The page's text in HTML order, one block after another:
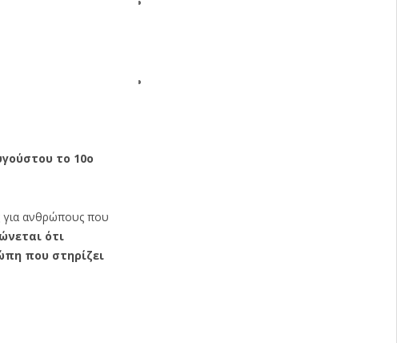
το 10ο
για ανθρώπους που
ότι
που στηρίζει